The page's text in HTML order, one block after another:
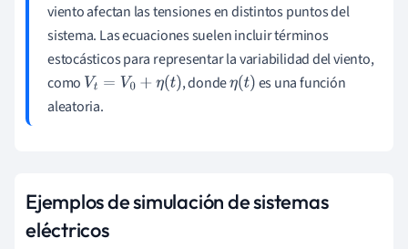
viento afectan las tensiones en distintos puntos del
sistema. Las ecuaciones suelen incluir términos
estocásticos para representar la variabilidad del viento,
como Vt= V0 +η( ) , dondeη(t) es una función
aleatoria.
Ejemplos de simulación de sistemas
eléctricos